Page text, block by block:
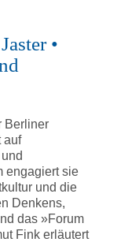
•
Berliner
auf
engagiert sie
und die
Denkens,
das »Forum
Fink erläutert